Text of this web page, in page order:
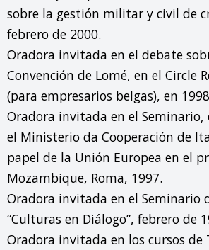
sobre la gestión militar y civil de
febrero de 2000.
Oradora invitada en el debate
Convención de Lomé, en el Circle
(para empresarios belgas), en
Oradora invitada en el
el Ministerio da Cooperación de
papel de la Unión Europea en el
Mozambique, Roma, 1997.
Oradora invitada en el Seminario
“Culturas en Diálogo”, febrero de
Oradora invitada en los cursos de